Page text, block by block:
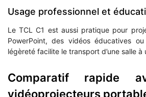
Usage professionnel et
Le TCL C1 est aussi pratique pour
PowerPoint, des vidéos éducatives
légèreté facilite le transport d’une salle à
Comparatif rapide
vidéoprojecteurs